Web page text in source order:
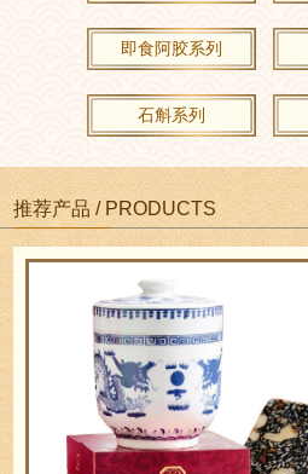
即食阿胶系列
石斛系列
推荐产品 / PRODUCTS